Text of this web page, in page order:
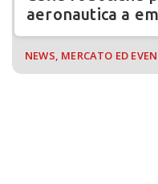
aeronautica a
NEWS, MERCATO ED